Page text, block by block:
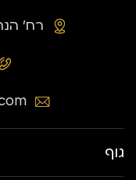
רח׳ הנחושת 3,
גוף